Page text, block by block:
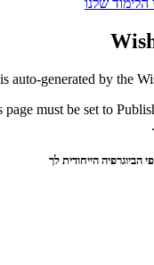
הלימוד שלנו
auto-generated by the
page must be set to
הביוגרפיה הייחודית לך